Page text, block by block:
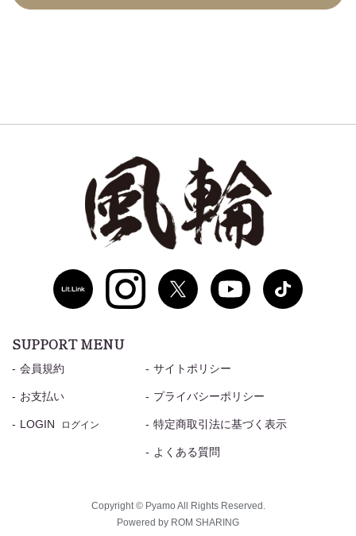
SUPPORT MENU
会員規約
お支払い
LOGIN ログイン
サイトポリシー
プライバシーポリシー
特定商取引法に基づく表示
よくある質問
Copyright © Pyamo All Rights Reserved.
Powered by ROM SHARING